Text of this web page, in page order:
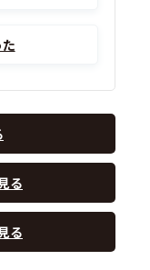
る
る